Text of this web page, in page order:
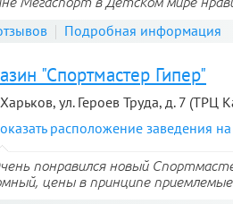
Подробная информация
"Спортмастер Гипер"
Харьков, ул. Героев Труда, д. 7 (ТРЦ
расположение заведения
понравился новый
цены в принципе